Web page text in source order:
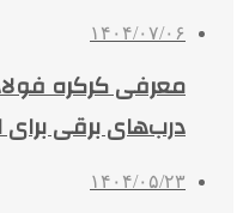
۱۴۰۴/۰۷/۰۶
درب‌های برقی برای
۱۴۰۴/۰۵/۲۳